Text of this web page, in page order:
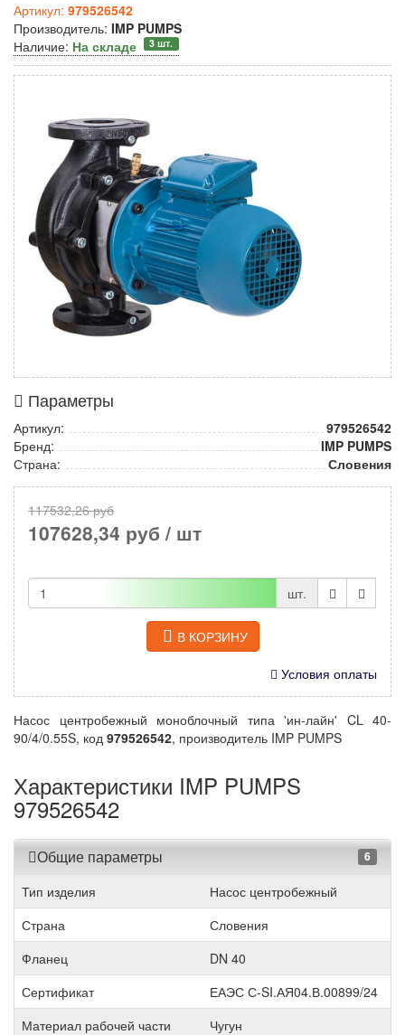
Артикул: 979526542
Производитель: IMP PUMPS
Наличие: На складе 3 шт.
Параметры
Артикул:
979526542
Бренд:
IMP PUMPS
Страна:
Словения
117532,26 руб
107628,34 руб / шт
шт.
В КОРЗИНУ
Условия оплаты
Насос центробежный моноблочный типа 'ин-лайн' CL 40-
90/4/0.55S, код 979526542, производитель IMP PUMPS
Характеристики IMP PUMPS
979526542
Общие параметры 6
Тип изделия
Насос центробежный
Страна
Словения
Фланец
DN 40
Сертификат
ЕАЭС С-SI.АЯ04.В.00899/24
Материал рабочей части
Чугун